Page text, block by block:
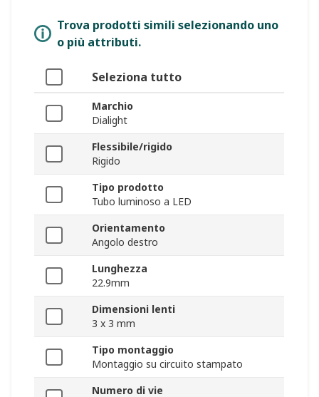
Trova prodotti simili selezionando uno
o più attributi.
Seleziona tutto
Marchio
Dialight
Flessibile/rigido
Rigido
Tipo prodotto
Tubo luminoso a LED
Orientamento
Angolo destro
Lunghezza
22.9mm
Dimensioni lenti
3 x 3 mm
Tipo montaggio
Montaggio su circuito stampato
Numero di vie